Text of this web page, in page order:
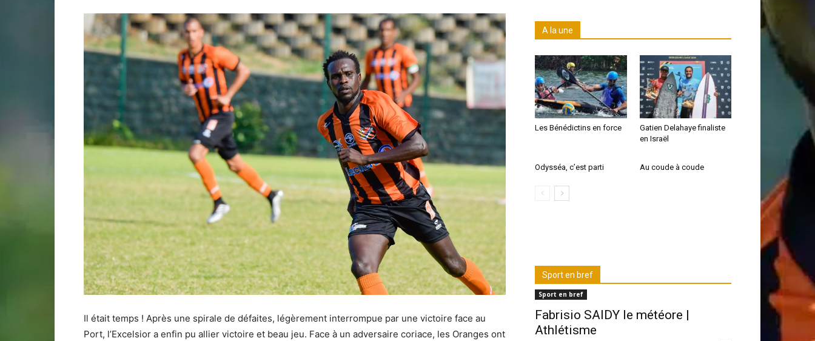
Il était temps ! Après une spirale de défaites, légèrement interrompue par une victoire face au
Port, l’Excelsior a enfin pu allier victoire et beau jeu. Face à un adversaire coriace, les Oranges ont
A la une
Les Bénédictins en force
Gatien Delahaye finaliste
en Israël
Odysséa, c’est parti Au coude à coude
Sport en bref
Sport en bref
Fabrisio SAIDY le météore |
Athlétisme